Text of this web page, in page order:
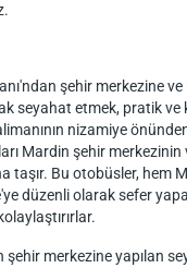
şehir merkezine ve
seyahat etmek, pratik ve
nizamiye
Mardin şehir merkezinin
taşır. Bu otobüsler, hem
düzenli olarak sefer
şehir merkezine yapılan